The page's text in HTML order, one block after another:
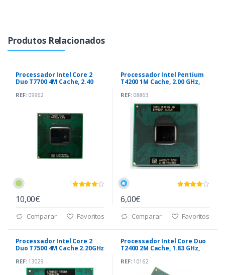
Produtos Relacionados
Processador Intel Core 2
Duo T7700 4M Cache, 2.40
REF:09962
10,00€
Comparar Favoritos
Processador Intel Pentium
T4200 1M Cache, 2.00 GHz,
REF:08863
6,00€
Comparar Favoritos
Processador Intel Core 2
Duo T7500 4M Cache 2.20GHz
REF:13029
Processador Intel Core Duo
T2400 2M Cache, 1.83 GHz,
REF:10162